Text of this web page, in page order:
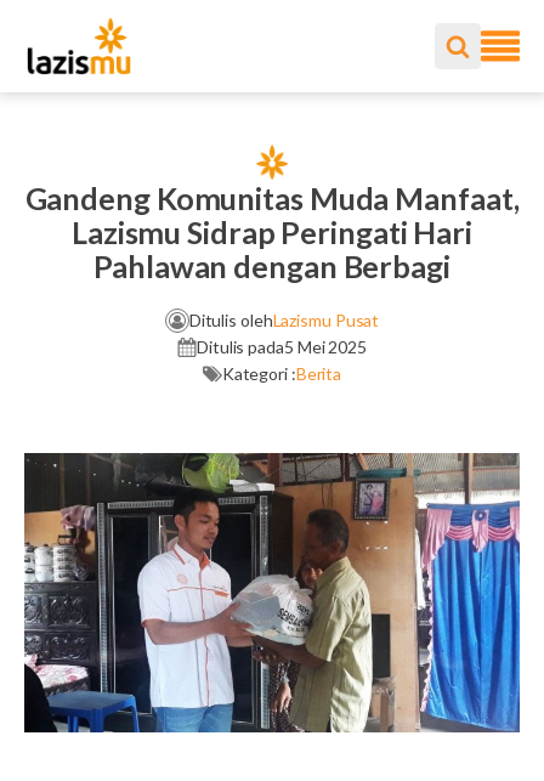
Gandeng Komunitas Muda Manfaat,
Lazismu Sidrap Peringati Hari
Pahlawan dengan Berbagi
Ditulis olehLazismu Pusat
Ditulis pada5 Mei 2025
Kategori :Berita